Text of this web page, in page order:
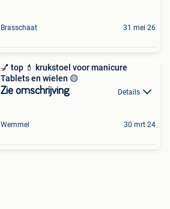
Brasschaat 31 mei 26
💅 top 💄 krukstoel voor manicure
Tablets en wielen 🟡
Zie omschrijving Details
Wemmel 30 mrt 24